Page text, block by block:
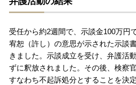
受任から約2週間で、示談金100万円
宥恕（許し）の意思が示された示談
きました。示談成立を受け、弁護活
ずに釈放されました。その後、検察
すなわち不起訴処分とすることを決